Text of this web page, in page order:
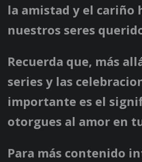
la amistad y el cariño
nuestros seres
Recuerda que, más
series y las
importante es el
otorgues al amor en
Para más contenido